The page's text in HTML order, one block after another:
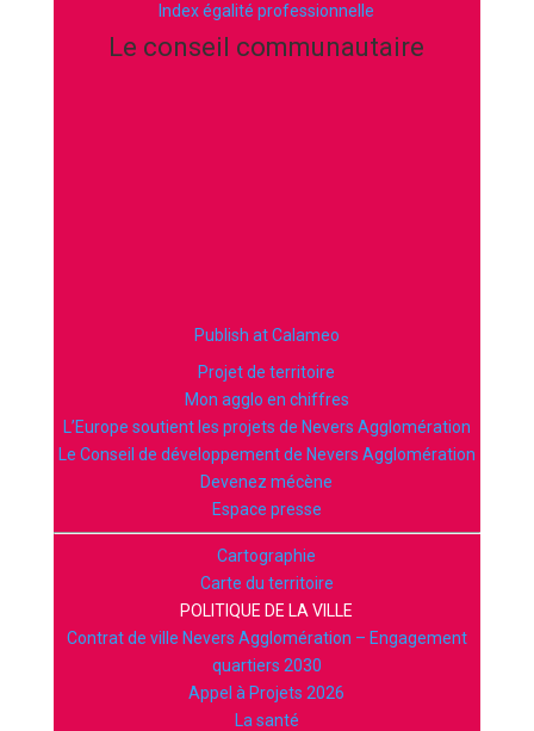
Index égalité professionnelle
Le conseil communautaire
Publish at Calameo
Projet de territoire
Mon agglo en chiffres
L’Europe soutient les projets de Nevers Agglomération
Le Conseil de développement de Nevers Agglomération
Devenez mécène
Espace presse
Cartographie
Carte du territoire
POLITIQUE DE LA VILLE
Contrat de ville Nevers Agglomération – Engagement
quartiers 2030
Appel à Projets 2026
La santé